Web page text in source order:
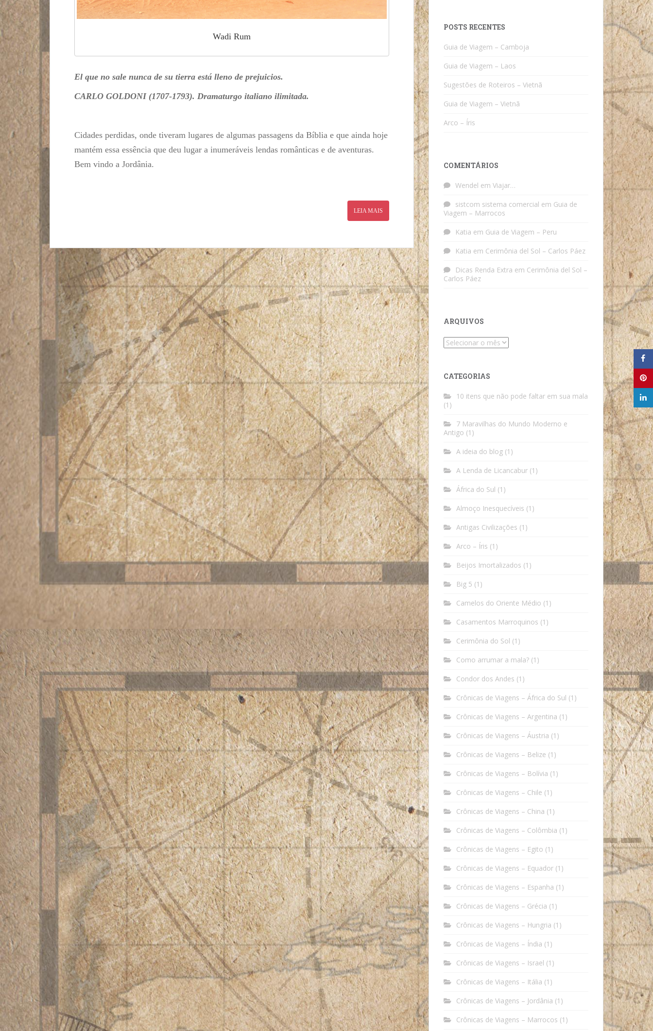
Wadi Rum
El que no sale nunca de su tierra está lleno de prejuicios.
CARLO GOLDONI (1707-1793). Dramaturgo italiano ilimitada.
Cidades perdidas, onde tiveram lugares de algumas passagens da Bíblia e que ainda hoje
mantém essa essência que deu lugar a inumeráveis lendas românticas e de aventuras.
Bem vindo a Jordânia.
LEIA MAIS
POSTS RECENTES
Guia de Viagem – Camboja
Guia de Viagem – Laos
Sugestões de Roteiros – Vietnã
Guia de Viagem – Vietnã
Arco – Íris
COMENTÁRIOS
Wendel em Viajar…
sistcom sistema comercial em Guia de
Viagem – Marrocos
Katia em Guia de Viagem – Peru
Katia em Cerimônia del Sol – Carlos Páez
Dicas Renda Extra em Cerimônia del Sol –
Carlos Páez
ARQUIVOS
Arquivos
CATEGORIAS
10 itens que não pode faltar em sua mala
(1)
7 Maravilhas do Mundo Moderno e
Antigo (1)
A ideia do blog (1)
A Lenda de Licancabur (1)
África do Sul (1)
Almoço Inesquecíveis (1)
Antigas Civilizações (1)
Arco – Íris (1)
Beijos Imortalizados (1)
Big 5 (1)
Camelos do Oriente Médio (1)
Casamentos Marroquinos (1)
Cerimônia do Sol (1)
Como arrumar a mala? (1)
Condor dos Andes (1)
Crônicas de Viagens – África do Sul (1)
Crônicas de Viagens – Argentina (1)
Crônicas de Viagens – Áustria (1)
Crônicas de Viagens – Belize (1)
Crônicas de Viagens – Bolívia (1)
Crônicas de Viagens – Chile (1)
Crônicas de Viagens – China (1)
Crônicas de Viagens – Colômbia (1)
Crônicas de Viagens – Egito (1)
Crônicas de Viagens – Equador (1)
Crônicas de Viagens – Espanha (1)
Crônicas de Viagens – Grécia (1)
Crônicas de Viagens – Hungria (1)
Crônicas de Viagens – Índia (1)
Crônicas de Viagens – Israel (1)
Crônicas de Viagens – Itália (1)
Crônicas de Viagens – Jordânia (1)
Crônicas de Viagens – Marrocos (1)